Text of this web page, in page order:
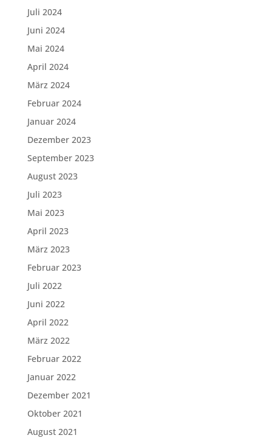
Juli 2024
Juni 2024
Mai 2024
April 2024
März 2024
Februar 2024
Januar 2024
Dezember 2023
September 2023
August 2023
Juli 2023
Mai 2023
April 2023
März 2023
Februar 2023
Juli 2022
Juni 2022
April 2022
März 2022
Februar 2022
Januar 2022
Dezember 2021
Oktober 2021
August 2021